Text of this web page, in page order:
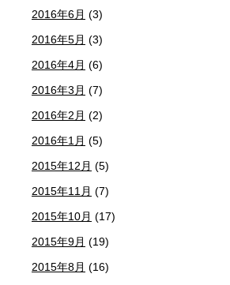
2016年6月 (3)
2016年5月 (3)
2016年4月 (6)
2016年3月 (7)
2016年2月 (2)
2016年1月 (5)
2015年12月 (5)
2015年11月 (7)
2015年10月 (17)
2015年9月 (19)
2015年8月 (16)